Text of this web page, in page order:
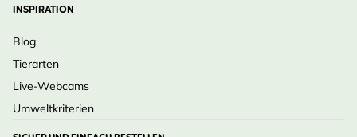
INSPIRATION
Blog
Tierarten
Live-Webcams
Umweltkriterien